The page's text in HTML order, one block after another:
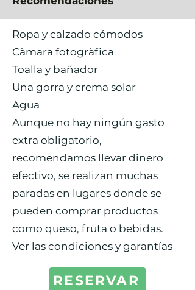
Ropa y calzado cómodos
Càmara fotogràfica
Toalla y bañador
Una gorra y crema solar
Agua
Aunque no hay ningún gasto
extra obligatorio,
recomendamos llevar dinero
efectivo, se realizan muchas
paradas en lugares donde se
pueden comprar productos
como queso, fruta o bebidas.
Ver las condiciones y garantías
RESERVAR